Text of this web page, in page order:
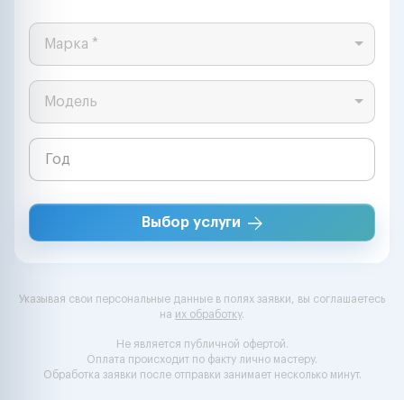
Марка *
Модель
Выбор услуги
Указывая свои персональные данные в полях заявки, вы соглашаетесь
на их обработку.
Не является публичной офертой.
Оплата происходит по факту лично мастеру.
Обработка заявки после отправки занимает несколько минут.